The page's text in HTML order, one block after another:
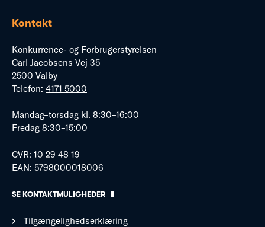
Kontakt
Konkurrence- og Forbrugerstyrelsen
Carl Jacobsens Vej 35
2500 Valby
Telefon: 4171 5000
Mandag–torsdag kl. 8:30–16:00
Fredag 8:30–15:00
CVR: 10 29 48 19
EAN: 5798000018006
SE KONTAKTMULIGHEDER
Tilgængelighedserklæring